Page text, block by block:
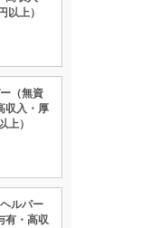
以上）
（無資
収入・厚
上）
ルパー
有・高収